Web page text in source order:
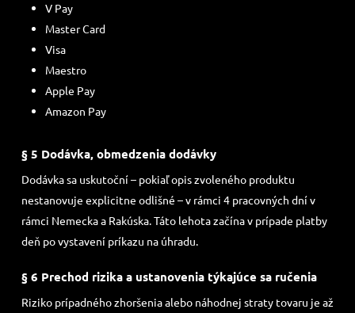
V Pay
Master Card
Visa
Maestro
Apple Pay
Amazon Pay
§ 5 Dodávka, obmedzenia dodávky
Dodávka sa uskutoční – pokiaľ opis zvoleného produktu
nestanovuje explicitne odlišné – v rámci 4 pracovných dní v
rámci Nemecka a Rakúska. Táto lehota začína v prípade platby
deň po vystavení príkazu na úhradu.
§ 6 Prechod rizika a ustanovenia týkajúce sa ručenia
Riziko prípadného zhoršenia alebo náhodnej straty tovaru je až